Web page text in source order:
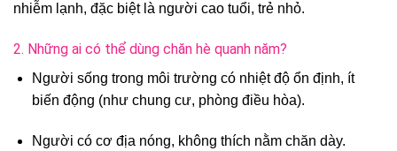
nhiễm lạnh, đặc biệt là người cao tuổi, trẻ nhỏ.
2. Những ai có thể dùng chăn hè quanh năm?
Người sống trong môi trường có nhiệt độ ổn định, ít
biến động (như chung cư, phòng điều hòa).
Người có cơ địa nóng, không thích nằm chăn dày.